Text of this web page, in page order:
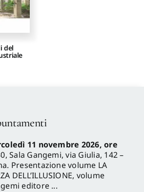
del
11 novembre 2026, ore
Sala Gangemi, via Giulia, 142 –
Presentazione volume LA
DELL’ILLUSIONE, volume
editore ...